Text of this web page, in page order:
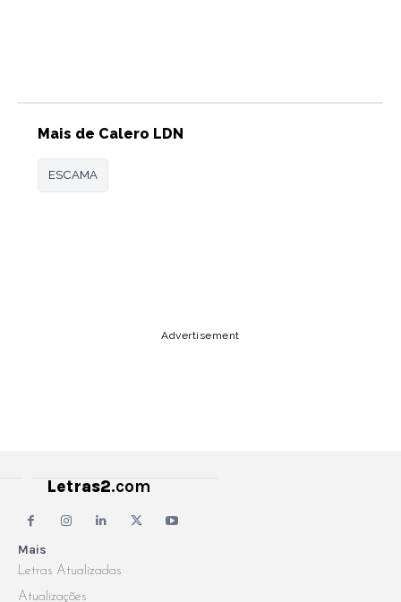
Mais de Calero LDN
ESCAMA
Advertisement
Mais
Letras Atualizadas
Atualizações
Letras2.com